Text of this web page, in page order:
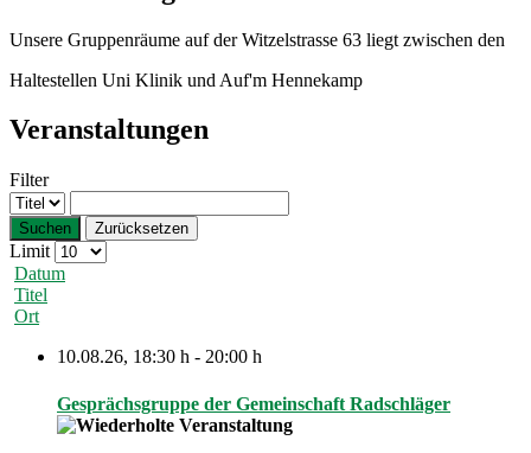
Unsere Gruppenräume auf der Witzelstrasse 63 liegt zwischen den
Haltestellen Uni Klinik und Auf'm Hennekamp
Veranstaltungen
Filter
Suchen Zurücksetzen
Limit
Datum
Titel
Ort
10.08.26, 18:30 h - 20:00 h
Gesprächsgruppe der Gemeinschaft Radschläger